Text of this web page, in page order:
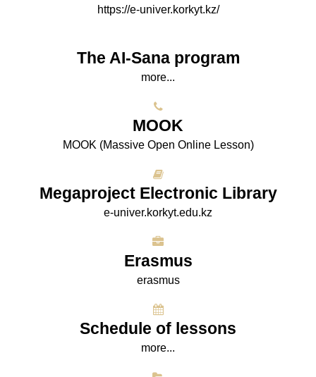
https://e-univer.korkyt.kz/
The AI-Sana program
more...
МООK
МООK (Massive Open Online Lesson)
Megaproject Electronic Library
e-univer.korkyt.edu.kz
Erasmus
erasmus
Schedule of lessons
more...